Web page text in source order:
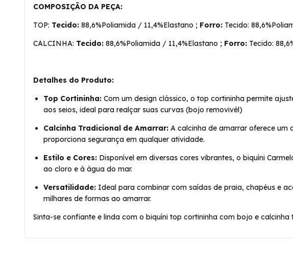
COMPOSIÇÃO DA PEÇA:
TOP: Tecido: 88,6%Poliamida / 11,4%Elastano ; Forro: Tecido:
CALCINHA: Tecido: 88,6%Poliamida / 11,4%Elastano ; Forro: Tecido:
Detalhes do Produto:
Top Cortininha: Com um design clássico, o top cortininha permite
aos seios, ideal para realçar suas curvas (bojo removivél)
Calcinha Tradicional de Amarrar: A calcinha de amarrar oferece um
proporciona segurança em qualquer atividade.
Estilo e Cores: Disponível em diversas cores vibrantes, o biquíni
ao cloro e à água do mar.
Versatilidade: Ideal para combinar com saídas de praia, chapéus e
milhares de formas ao amarrar.
Sinta-se confiante e linda com o biquíni top cortininha com bojo e